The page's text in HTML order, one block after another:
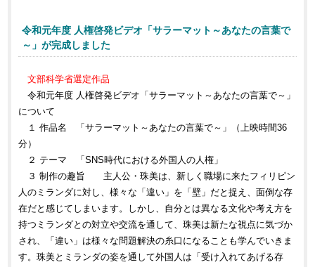
令和元年度 人権啓発ビデオ「サラーマット～あなたの言葉で
～」が完成しました
文部科学省選定作品
令和元年度 人権啓発ビデオ「サラーマット～あなたの言葉で～」
について
１ 作品名 「サラーマット～あなたの言葉で～」（上映時間36
分）
２ テーマ 「SNS時代における外国人の人権」
３ 制作の趣旨 主人公・珠美は、新しく職場に来たフィリピン
人のミランダに対し、様々な「違い」を「壁」だと捉え、面倒な存
在だと感じてしまいます。しかし、自分とは異なる文化や考え方を
持つミランダとの対立や交流を通して、珠美は新たな視点に気づか
され、「違い」は様々な問題解決の糸口になることも学んでいきま
す。珠美とミランダの姿を通して外国人は「受け入れてあげる存